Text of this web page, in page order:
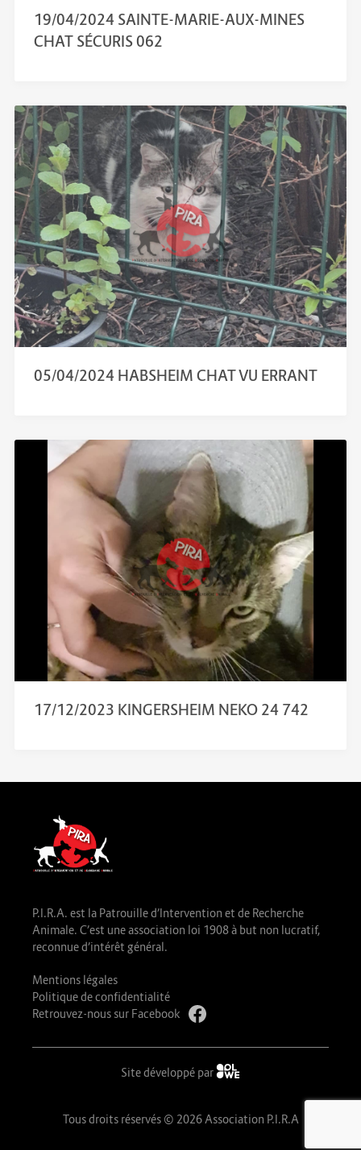
19/04/2024 SAINTE-MARIE-AUX-MINES
CHAT SÉCURIS 062
05/04/2024 HABSHEIM CHAT VU ERRANT
17/12/2023 KINGERSHEIM NEKO 24 742
P.I.R.A. est la Patrouille d’Intervention et de Recherche
Animale. C’est une association loi 1908 à but non lucratif,
reconnue d’intérêt général.
Mentions légales
Politique de confidentialité
Retrouvez-nous sur Facebook
Site développé par
Tous droits réservés © 2026 Association P.I.R.A